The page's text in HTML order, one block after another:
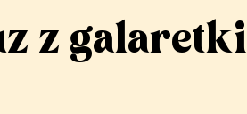
z galaretki